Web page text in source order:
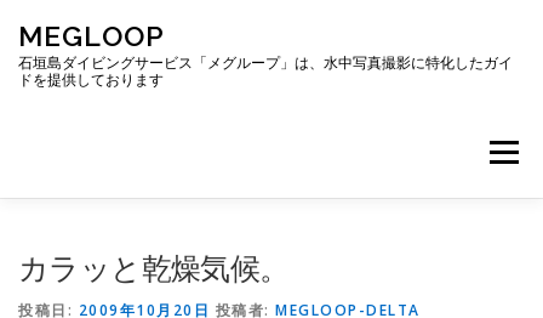
ッ
MEGLOOP
石垣島ダイビングサービス「メグループ」は、水中写真撮影に特化したガイ
ドを提供しております
メニュー
カラッと乾燥気候。
投稿日: 2009年10月20日 投稿者: MEGLOOP-DELTA